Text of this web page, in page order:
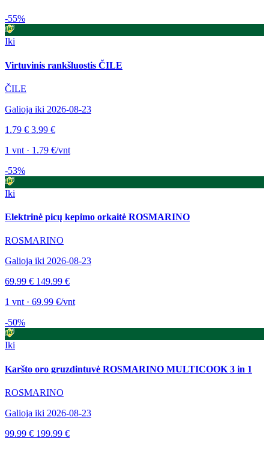
-55%
Iki
Virtuvinis rankšluostis ČILE
ČILE
Galioja iki 2026-08-23
1.79 € 3.99 €
1 vnt · 1.79 €/vnt
-53%
Iki
Elektrinė picų kepimo orkaitė ROSMARINO
ROSMARINO
Galioja iki 2026-08-23
69.99 € 149.99 €
1 vnt · 69.99 €/vnt
-50%
Iki
Karšto oro gruzdintuvė ROSMARINO MULTICOOK 3 in 1
ROSMARINO
Galioja iki 2026-08-23
99.99 € 199.99 €